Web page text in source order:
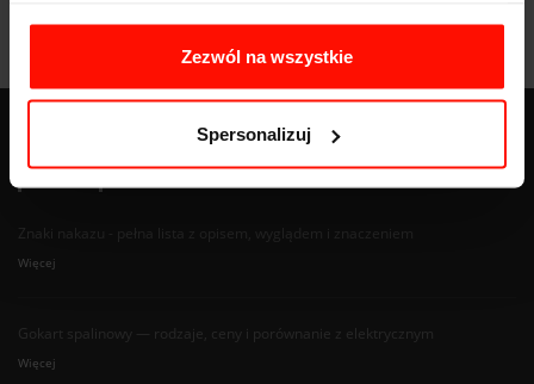
Zezwól na wszystkie
Spersonalizuj
Znaki nakazu - pełna lista z opisem, wyglądem i znaczeniem
Więcej
Gokart spalinowy — rodzaje, ceny i porównanie z elektrycznym
Więcej